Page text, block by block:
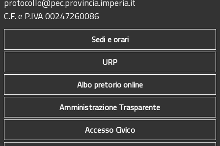
protocollo@pec.provincia.imperia.it
C.F. e P.IVA 00247260086
Sedi e orari
URP
Albo pretorio online
Amministrazione Trasparente
Accesso Civico